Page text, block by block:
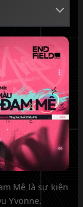
Mê là sự kiện
Yvonne.